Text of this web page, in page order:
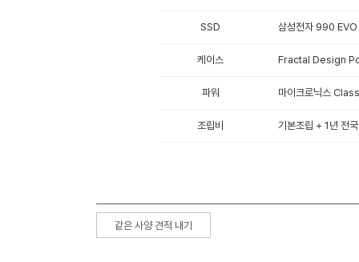
SSD 삼성전자 990
케이스 Fractal Design
파워 마이크로닉스
조립비 기본조립 + 1년 전
같은 사양 견적 내기